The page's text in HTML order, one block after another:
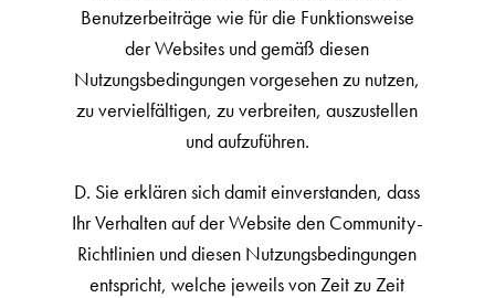
Benutzerbeiträge wie für die Funktionsweise
der Websites und gemäß diesen
Nutzungsbedingungen vorgesehen zu nutzen,
zu vervielfältigen, zu verbreiten, auszustellen
und aufzuführen.
D. Sie erklären sich damit einverstanden, dass
Ihr Verhalten auf der Website den Community-
Richtlinien und diesen Nutzungsbedingungen
entspricht, welche jeweils von Zeit zu Zeit